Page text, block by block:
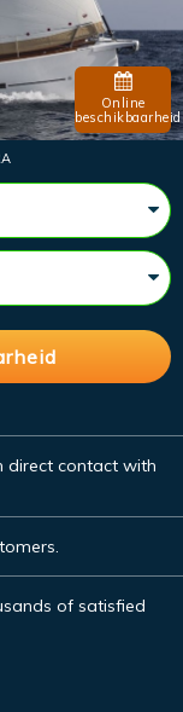
Online
beschikbaarheid
direct contact with
of satisfied